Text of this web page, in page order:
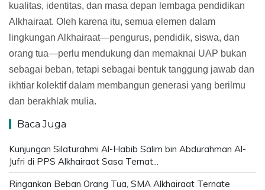
kualitas, identitas, dan masa depan lembaga pendidikan
Alkhairaat. Oleh karena itu, semua elemen dalam
lingkungan Alkhairaat—pengurus, pendidik, siswa, dan
orang tua—perlu mendukung dan memaknai UAP bukan
sebagai beban, tetapi sebagai bentuk tanggung jawab dan
ikhtiar kolektif dalam membangun generasi yang berilmu
dan berakhlak mulia.
Baca Juga
Kunjungan Silaturahmi Al-Habib Salim bin Abdurahman Al-
Jufri di PPS Alkhairaat Sasa Ternat...
Ringankan Beban Orang Tua, SMA Alkhairaat Ternate